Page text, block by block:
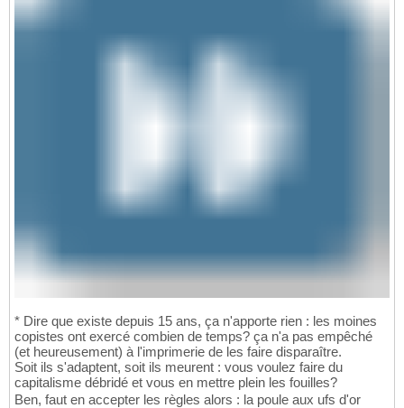
* Dire que existe depuis 15 ans, ça n'apporte rien : les moines
copistes ont exercé combien de temps? ça n'a pas empêché
(et heureusement) à l'imprimerie de les faire disparaître.
Soit ils s'adaptent, soit ils meurent : vous voulez faire du
capitalisme débridé et vous en mettre plein les fouilles?
Ben, faut en accepter les règles alors : la poule aux ufs d'or